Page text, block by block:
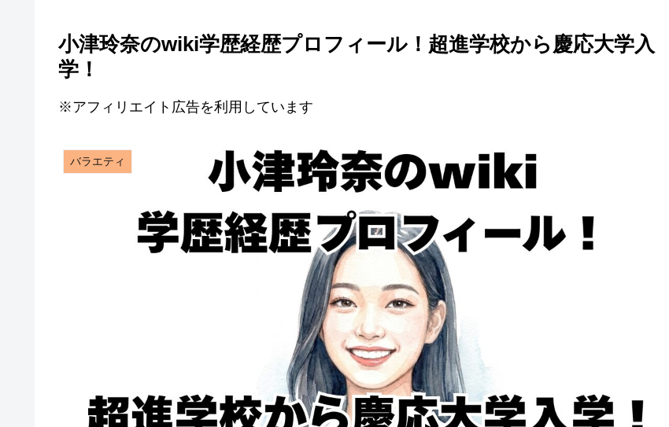
小津玲奈のwiki学歴経歴プロフィール！超進学校から慶応大学入
学！
※アフィリエイト広告を利用しています
バラエティ